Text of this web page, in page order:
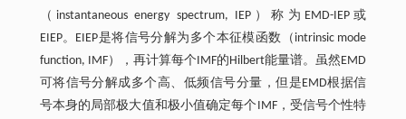
（instantaneous energy spectrum, IEP）称为EMD-IEP或
EIEP。EIEP是将信号分解为多个本征模函数（intrinsic mode
function, IMF），再计算每个IMF的Hilbert能量谱。虽然EMD
可将信号分解成多个高、低频信号分量，但是EMD根据信
号本身的局部极大值和极小值确定每个IMF，受信号个性特